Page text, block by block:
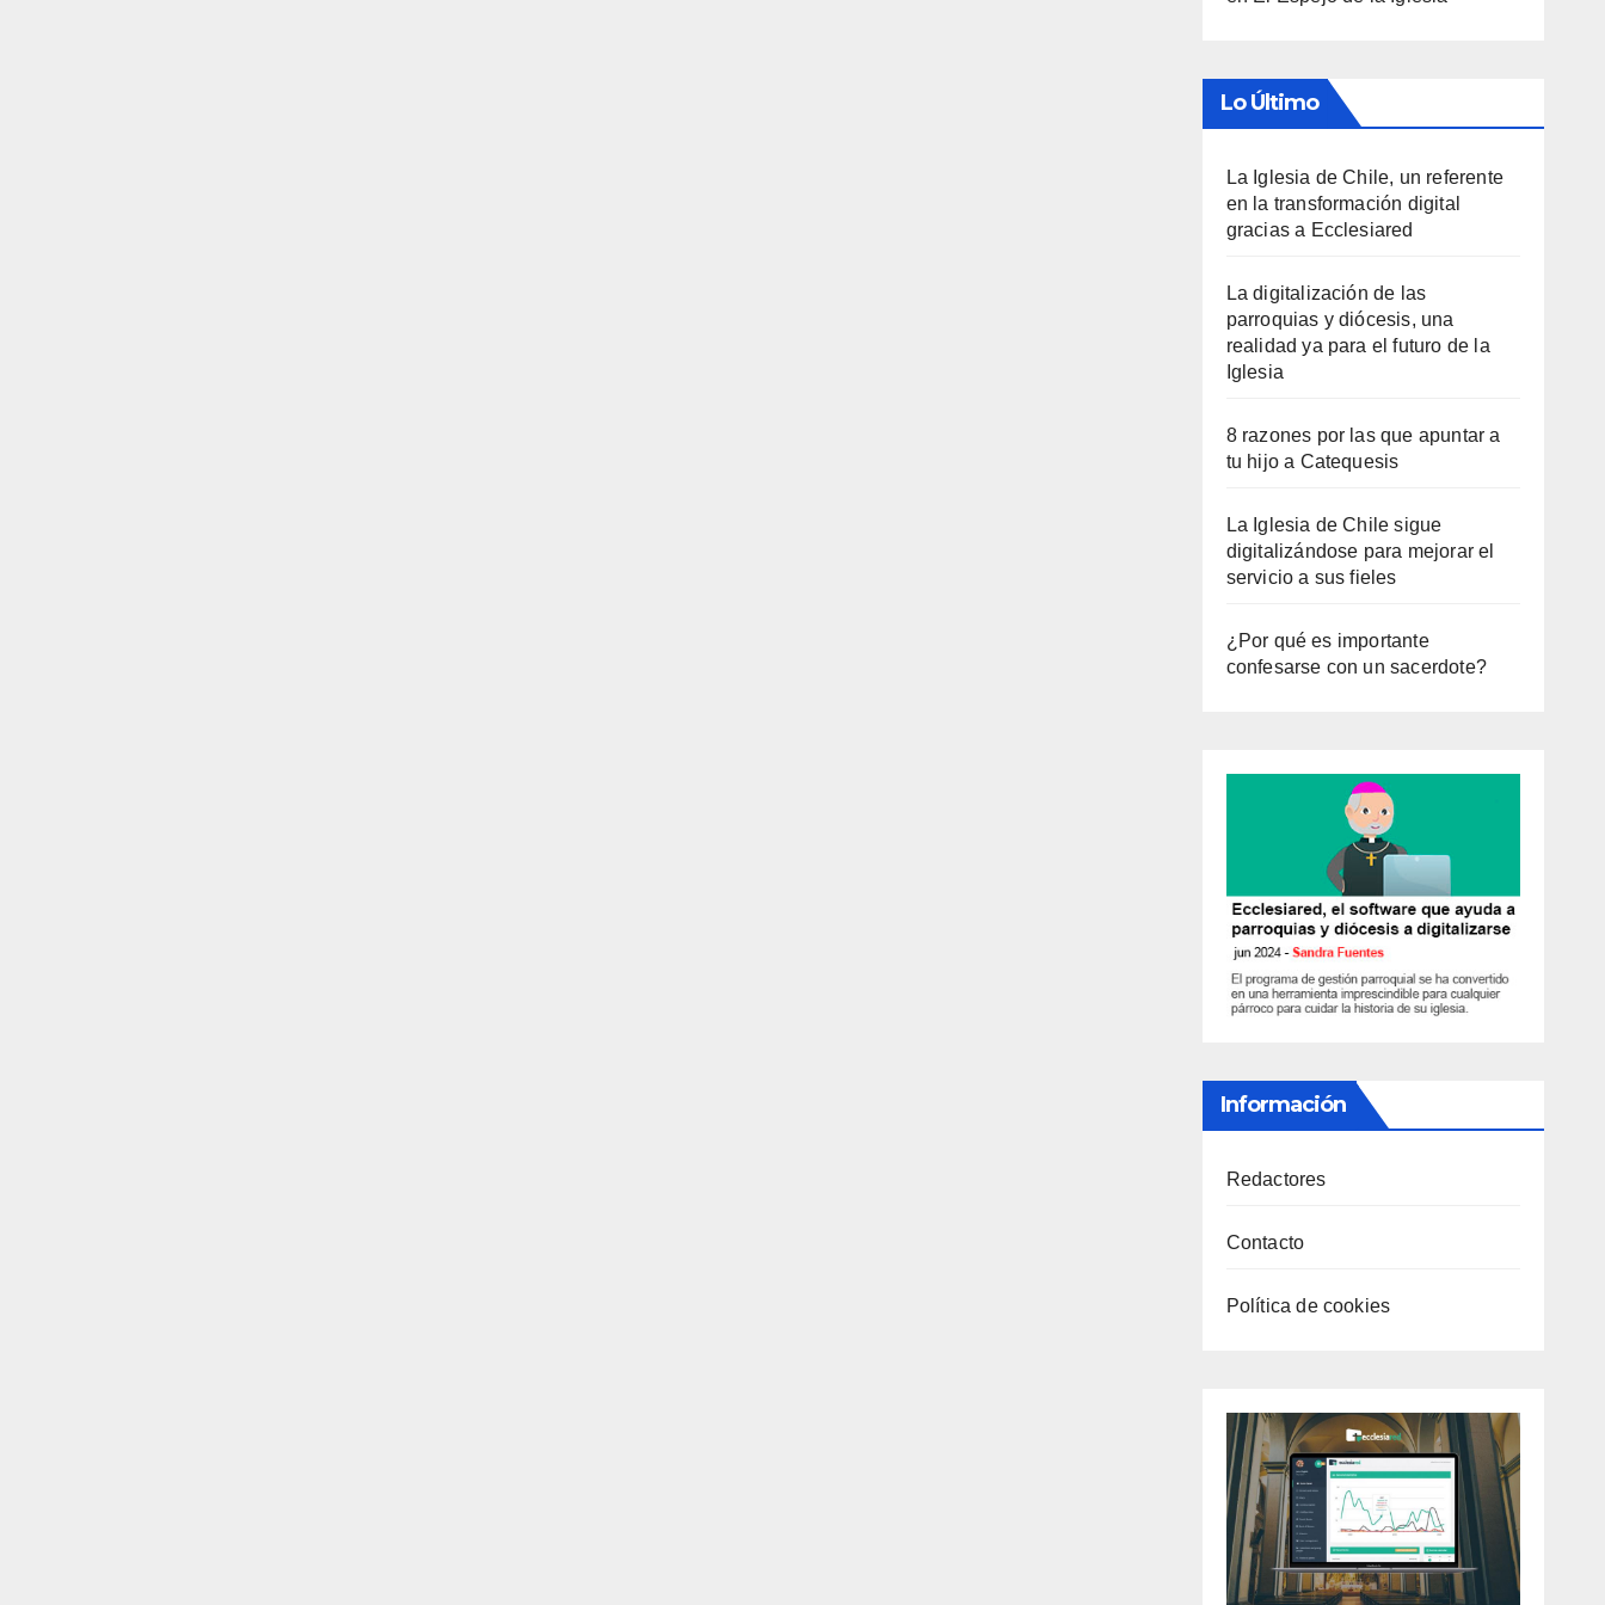
Lo Último
La Iglesia de Chile, un referente
en la transformación digital
gracias a Ecclesiared
La digitalización de las
parroquias y diócesis, una
realidad ya para el futuro de la
Iglesia
8 razones por las que apuntar a
tu hijo a Catequesis
La Iglesia de Chile sigue
digitalizándose para mejorar el
servicio a sus fieles
¿Por qué es importante
confesarse con un sacerdote?
Información
Redactores
Contacto
Política de cookies